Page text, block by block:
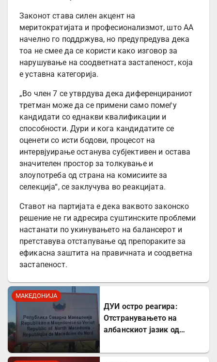
Законот става силен акцент на
меритократијата и професионализмот, што АА
начелно го поддржува, но предупредува дека
тоа не смее да се користи како изговор за
нарушување на соодветната застапеност, која
е уставна категорија.
„Во член 7 се утврдува дека диференцираниот
третман може да се примени само помеѓу
кандидати со еднакви квалификации и
способности. Дури и кога кандидатите се
оценети со исти бодови, процесот на
интервјуирање останува субјективен и остава
значителен простор за толкување и
злоупотреба од страна на комисиите за
селекција“, се заклучува во реакцијата.
Ставот на партијата е дека ваквото законско
решение не ги адресира суштинските проблеми
настанати по укинувањето на балансерот и
претставува отстапување од препораките за
ефикасна заштита на правичната и соодветна
застапеност.
МАКЕДОНИЈА
ДУИ остро реагира:
Отстранувањето на
албанскиот јазик од
тешка провокација